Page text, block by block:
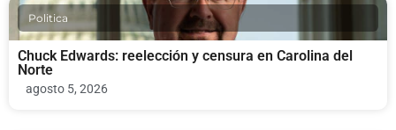
Politica
Chuck Edwards: reelección y censura en Carolina del
Norte
agosto 5, 2026